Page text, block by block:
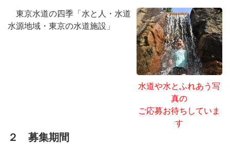
水道や水とふれあう写
真の
ご応募お待ちしていま
す
東京水道の四季「水と人・水道
水源地域・東京の水道施設」
２ 募集期間